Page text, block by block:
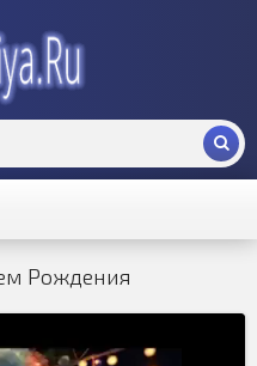
Рождения